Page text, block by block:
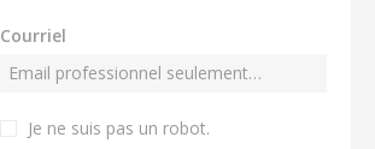
Courriel
Je ne suis pas un robot.